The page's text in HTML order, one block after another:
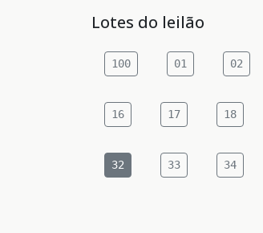
Lotes do leilão
100 01 02
16 17 18
32 33 34